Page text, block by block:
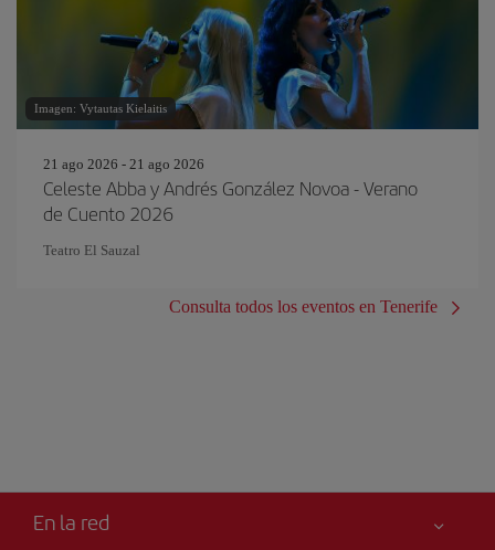
Imagen: Vytautas Kielaitis
21 ago 2026 - 21 ago 2026
Celeste Abba y Andrés González Novoa - Verano
de Cuento 2026
Teatro El Sauzal
Consulta todos los eventos en Tenerife
En la red